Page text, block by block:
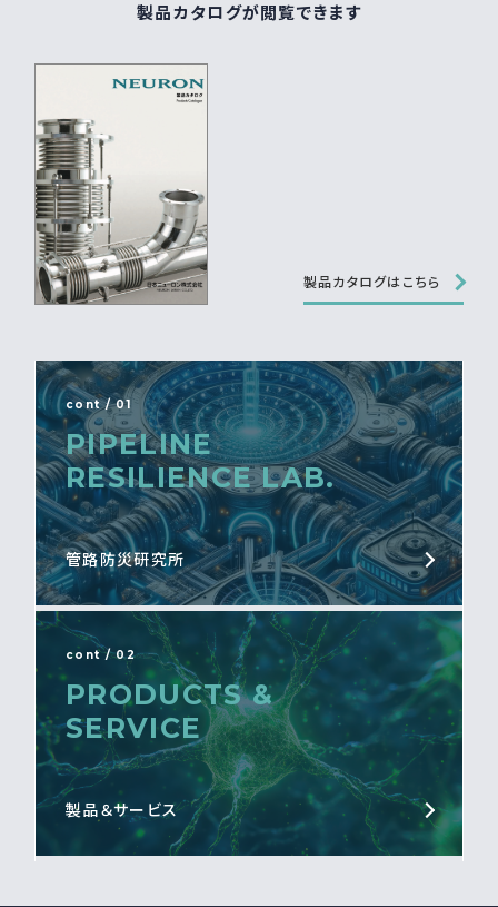
製品カタログが閲覧できます
製品カタログはこちら
cont / 01
PIPELINE
RESILIENCE LAB.
管路防災研究所
cont / 02
PRODUCTS &
SERVICE
製品＆サービス